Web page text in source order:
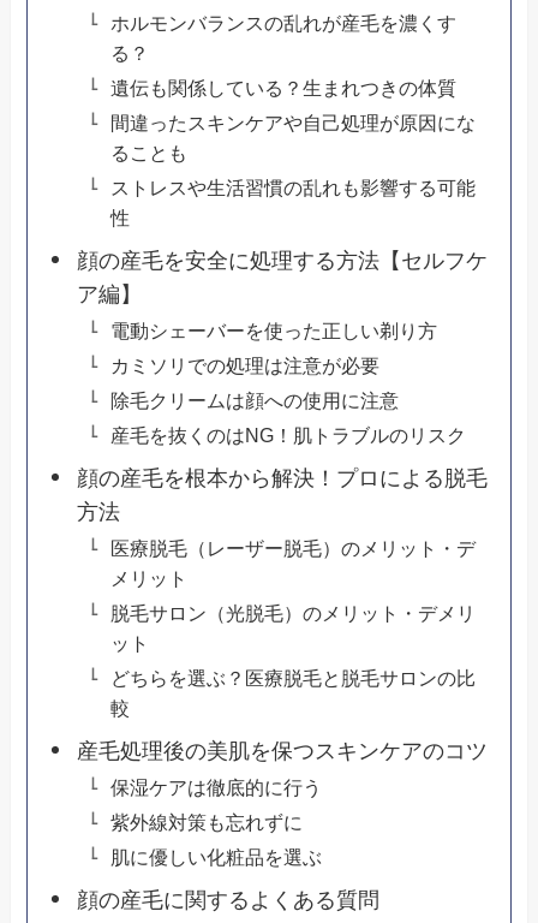
ホルモンバランスの乱れが産毛を濃くす
る？
遺伝も関係している？生まれつきの体質
間違ったスキンケアや自己処理が原因にな
ることも
ストレスや生活習慣の乱れも影響する可能
性
顔の産毛を安全に処理する方法【セルフケ
ア編】
電動シェーバーを使った正しい剃り方
カミソリでの処理は注意が必要
除毛クリームは顔への使用に注意
産毛を抜くのはNG！肌トラブルのリスク
顔の産毛を根本から解決！プロによる脱毛
方法
医療脱毛（レーザー脱毛）のメリット・デ
メリット
脱毛サロン（光脱毛）のメリット・デメリ
ット
どちらを選ぶ？医療脱毛と脱毛サロンの比
較
産毛処理後の美肌を保つスキンケアのコツ
保湿ケアは徹底的に行う
紫外線対策も忘れずに
肌に優しい化粧品を選ぶ
顔の産毛に関するよくある質問